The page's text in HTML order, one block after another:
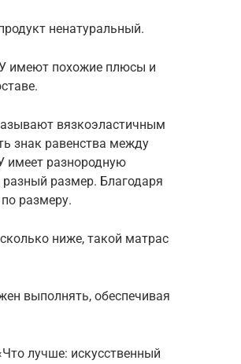
ненатуральный.
имеют похожие плюсы и
вязкоэластичным
знак равенства между
имеет разнородную
размер. Благодаря
размеру.
ниже, такой матрас
выполнять, обеспечивая
лучше: искусственный